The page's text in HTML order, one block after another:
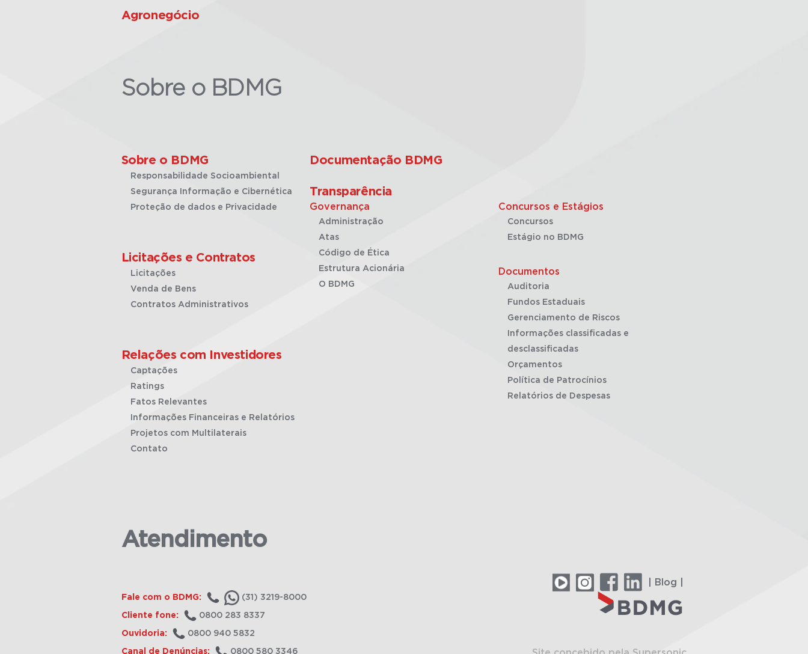
Agronegócio
Sobre o BDMG
Sobre o BDMG
Responsabilidade Socioambiental
Segurança Informação e Cibernética
Proteção de dados e Privacidade
Licitações e Contratos
Licitações
Venda de Bens
Contratos Administrativos
Relações com Investidores
Captações
Ratings
Fatos Relevantes
Informações Financeiras e Relatórios
Projetos com Multilaterais
Contato
Documentação BDMG
Transparência
Governança
Administração
Atas
Código de Ética
Estrutura Acionária
O BDMG
Concursos e Estágios
Concursos
Estágio no BDMG
Documentos
Auditoria
Fundos Estaduais
Gerenciamento de Riscos
Informações classificadas e
desclassificadas
Orçamentos
Política de Patrocínios
Relatórios de Despesas
Atendimento
Fale com o BDMG: (31) 3219-8000
Cliente fone: 0800 283 8337
Ouvidoria: 0800 940 5832
Canal de Denúncias: 0800 580 3346
| Blog |